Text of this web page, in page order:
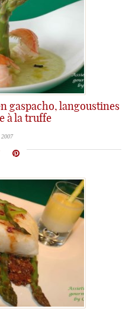
gaspacho, langoustines
à la truffe